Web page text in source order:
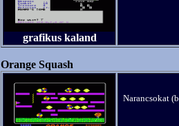
grafikus kaland
Orange Squash
Narancsokat